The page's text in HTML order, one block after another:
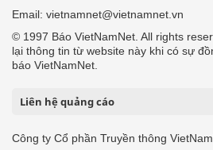
Email: vietnamnet@vietnamnet.vn
© 1997 Báo VietNamNet. All rights
lại thông tin từ website này khi có sự
báo VietNamNet.
Liên hệ quảng cáo
Công ty Cổ phần Truyền thông